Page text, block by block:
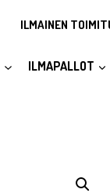
ILMAINEN
ILMAPALLOT